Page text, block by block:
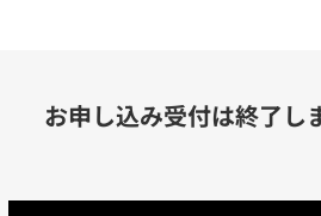
お申し込み受付は終了し